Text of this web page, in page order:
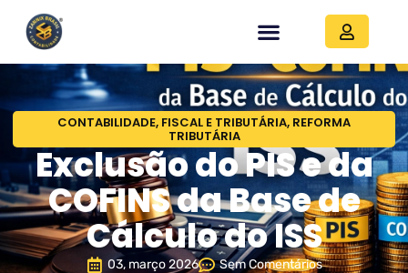
CONTABILIDADE, FISCAL E TRIBUTÁRIA, REFORMA
TRIBUTÁRIA
Exclusão do PIS e da
COFINS da Base de
Cálculo do ISS
03, março 2026 Sem Comentários